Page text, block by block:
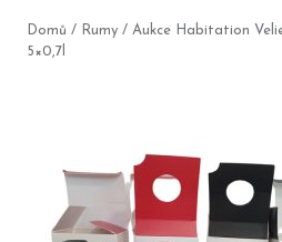
Domů / Rumy / Aukce Habitation
5×0,7l